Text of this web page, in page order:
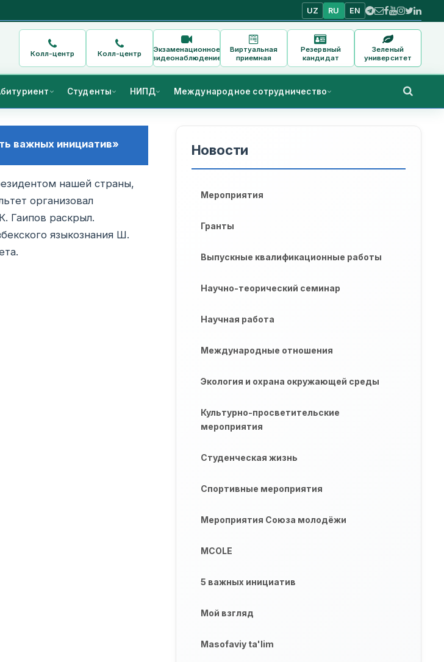
UZ RU EN
Колл-центр Колл-центр
Экзаменационное
видеонаблюдение
Виртуальная
приемная
Резервный
кандидат
Зеленый
университет
Студенты НИПД Международное сотрудничество
важных инициатив»
нашей страны,
организовал
Гаипов раскрыл.
языкознания Ш.
Новости
Мероприятия
Гранты
Выпускные квалификационные работы
Научно-теорический семинар
Научная работа
Международные отношения
Экология и охрана окружающей среды
Культурно-просветительские
мероприятия
Студенческая жизнь
Спортивные мероприятия
Мероприятия Союза молодёжи
MCOLE
5 важных инициатив
Мой взгляд
Masofaviy ta'lim